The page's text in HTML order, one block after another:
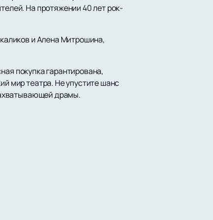
На протяжении 40 лет рок-
и Алена Митрошина,
покупка гарантирована,
мир театра. Не упустите шанс
драмы.